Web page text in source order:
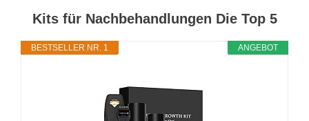
Kits für Nachbehandlungen Die Top 5
ANGEBOT
BESTSELLER NR. 1